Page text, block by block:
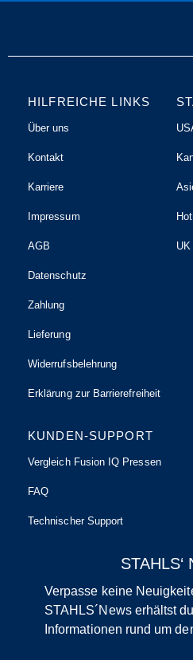
HILFREICHE LINKS
Über uns
Kontakt
Karriere
Impressum
AGB
Datenschutz
Zahlung
Lieferung
Widerrufsbelehrung
Erklärung zur Barrierefreiheit
UK
KUNDEN-SUPPORT
Vergleich Fusion IQ Pressen
FAQ
Technischer Support
STAHLS‘
Verpasse keine
STAHLS´News erhältst
Informationen rund um